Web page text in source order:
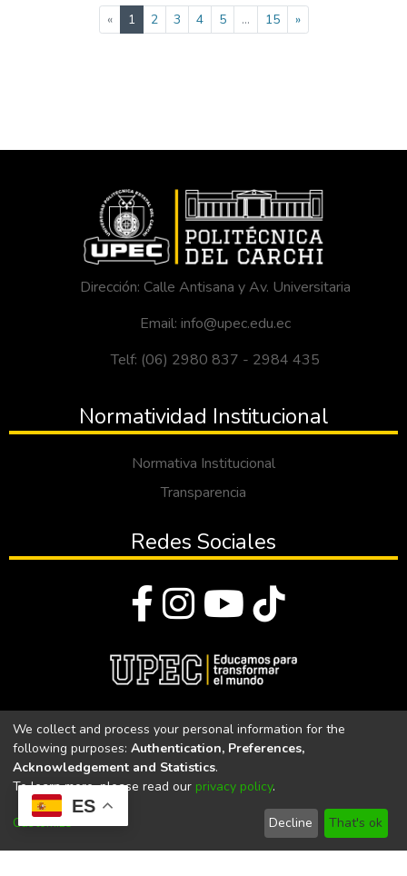
ES
« 1(current)
2 3 4 5 ... 15 »
Dirección: Calle Antisana y Av. Universitaria
Email: info@upec.edu.ec
Telf: (06) 2980 837 - 2984 435
Normatividad Institucional
Normativa Institucional
Transparencia
Redes Sociales
Universidad Politécnica Estatal del Carchi
Universidad Politécnica Estatal del Carchi | Acreditada por el
CACES Resolución N°. 160-SE-33-CACES-2020
We collect and process your personal information for the
following purposes: Authentication, Preferences,
Acknowledgement and Statistics.
To learn more, please read our privacy policy.
Customize Decline That's ok